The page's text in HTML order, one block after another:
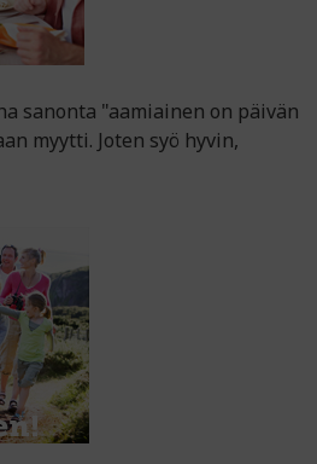
sanonta "aamiainen on päivän
myytti. Joten syö hyvin,